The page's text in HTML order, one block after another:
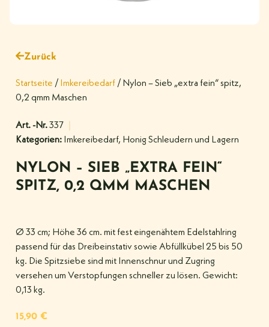
Zurück
Startseite / Imkereibedarf / Nylon – Sieb „extra fein“ spitz,
0,2 qmm Maschen
Art. -Nr.337
Kategorien: Imkereibedarf, Honig Schleudern und Lagern
NYLON – SIEB „EXTRA FEIN“
SPITZ, 0,2 QMM MASCHEN
Ø 33 cm; Höhe 36 cm. mit fest eingenähtem Edelstahlring
passend für das Dreibeinstativ sowie Abfüllkübel 25 bis 50
kg. Die Spitzsiebe sind mit Innenschnur und Zugring
versehen um Verstopfungen schneller zu lösen. Gewicht:
0,13 kg.
15,90 €